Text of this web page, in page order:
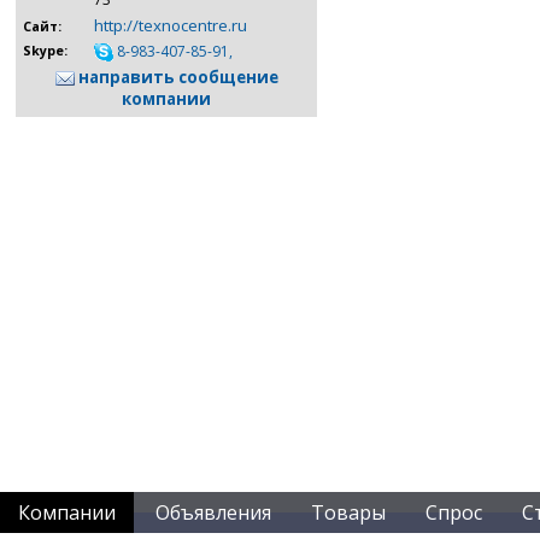
Сайт: http://texnocentre.ru
Skype: 8-983-407-85-91,
направить сообщение
компании
Компании Объявления Товары Спрос